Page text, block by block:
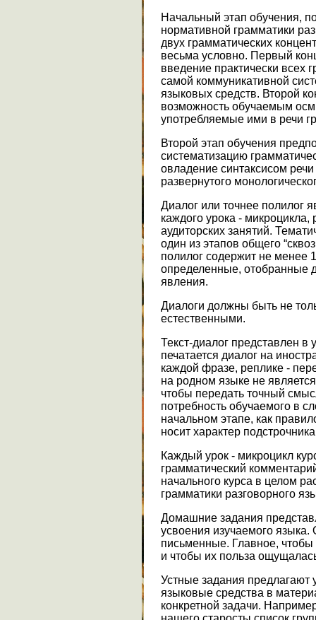
Начальный этап обучения,
нормативной грамматики
двух грамматических
весьма условно. Первый
введение практически всех
самой коммуникативной
языковых средств. Второй
возможность обучаемым
употребляемые ими в речи
Второй этап обучения
систематизацию
овладение синтаксисом
развернутого
Диалог или точнее полилог
каждого урока - микроцикла,
аудиторских занятий.
один из этапов общего
полилог содержит не менее
определенные, отобранные
явления.
Диалоги должны быть не
естественными.
Текст-диалог представлен
печатается диалог на
каждой фразе, реплике -
на родном языке не
чтобы передать точный
потребность обучаемого в
начальном этапе, как
носит характер
Каждый урок - микроцикл
грамматический
начального курса в целом
грамматики разговорного
Домашние задания
усвоения изучаемого
письменные. Главное,
и чтобы их польза
Устные задания предлагают
языковые средства в
конкретной задачи.